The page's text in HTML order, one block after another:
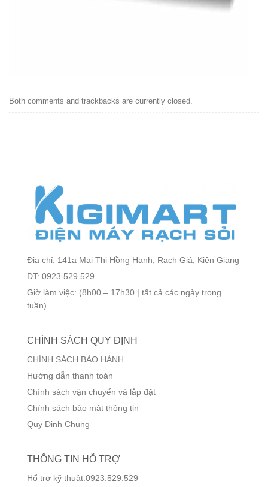
Both comments and trackbacks are currently closed.
Địa chỉ: 141a Mai Thị Hồng Hạnh, Rạch Giá, Kiên Giang
ĐT: 0923.529.529
Giờ làm việc: (8h00 – 17h30 | tất cả các ngày trong
tuần)
CHÍNH SÁCH QUY ĐỊNH
CHÍNH SÁCH BẢO HÀNH
Hướng dẫn thanh toán
Chính sách vận chuyển và lắp đặt
Chính sách bảo mật thông tin
Quy Định Chung
THÔNG TIN HỖ TRỢ
Hổ trợ kỹ thuật:0923.529.529